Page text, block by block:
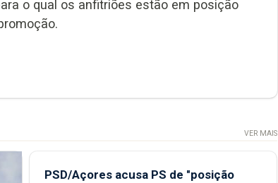
o qual os anfitriões estão em posição
VER MAIS
PSD/Açores acusa PS de "posição